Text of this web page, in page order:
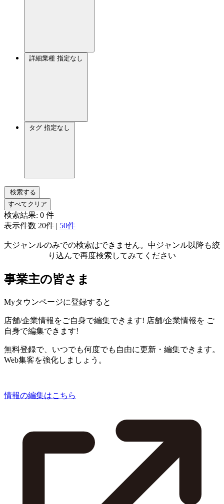
詳細業種 指定なし
タグ 指定なし
検索する
すべてクリア
検索結果: 0 件
表示件数 20件 | 50件
大ジャンルのみでの検索はできません。中ジャンル以降も絞
り込んで再度検索してみてください
事業主の皆さま
Myタウンページに登録すると
店舗/企業情報をご自身で編集できます! 店舗/企業情報を ご
自身で編集できます!
無料登録で、いつでも何度でも自由に更新・編集できます。
Web集客を強化しましょう。
情報の編集はこちら